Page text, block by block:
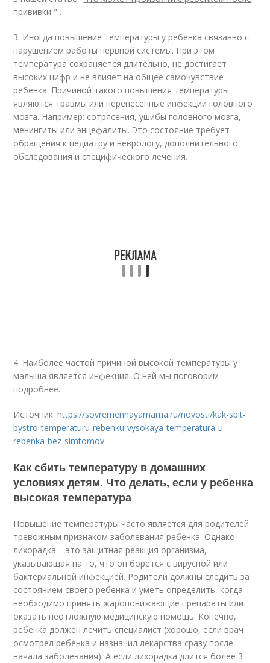
прививки " .
3. Иногда повышение температуры у ребенка связанно с
нарушением работы нервной системы. При этом
температура сохраняется длительно, не достигает
высоких цифр и не влияет на общее самочувствие
ребенка. Причиной такого повышения температуры
являются травмы или перенесенные инфекции головного
мозга. Например: сотрясения, ушибы головного мозга,
менингиты или энцефалиты. Это состояние требует
обращения к педиатру и неврологу, дополнительного
обследования и специфического лечения.
4. Наиболее частой причиной высокой температуры у
малыша является инфекция. О ней мы поговорим
подробнее.
Источник:https://sovremennayamama.ru/novosti/kak-sbit-
bystro-temperaturu-rebenku-vysokaya-temperatura-u-
rebenka-bez-simtomov
Как сбить температуру в домашних
условиях детям. Что делать, если у ребенка
высокая температура
Повышение температуры часто является для родителей
тревожным признаком заболевания ребенка. Однако
лихорадка – это защитная реакция организма,
указывающая на то, что он борется с вирусной или
бактериальной инфекцией. Родители должны следить за
состоянием своего ребенка и уметь определить, когда
необходимо принять жаропонижающие препараты или
оказать неотложную медицинскую помощь. Конечно,
ребенка должен лечить специалист (хорошо, если врач
осмотрел ребенка и назначил лекарства сразу после
начала заболевания). А если лихорадка длится более 3